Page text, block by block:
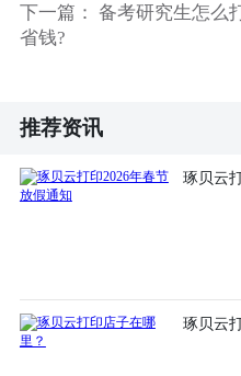
下一篇： 备考研究生怎么
省钱?
推荐资讯
琢贝云
琢贝云